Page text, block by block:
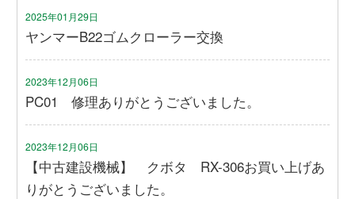
2025年01月29日
ヤンマーB22ゴムクローラー交換
2023年12月06日
PC01 修理ありがとうございました。
2023年12月06日
【中古建設機械】 クボタ RX-306お買い上げあ
りがとうございました。